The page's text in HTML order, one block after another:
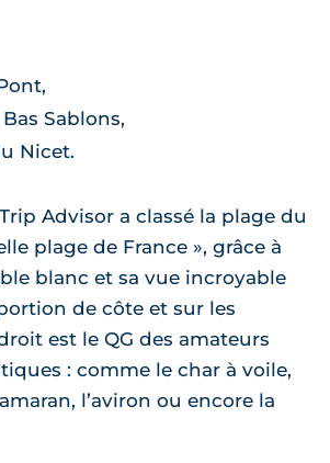
Sablons,
Nicet.
Advisor a classé la plage du
plage de France », grâce à
blanc et sa vue incroyable
de côte et sur les
est le QG des amateurs
: comme le char à voile,
l’aviron ou encore la